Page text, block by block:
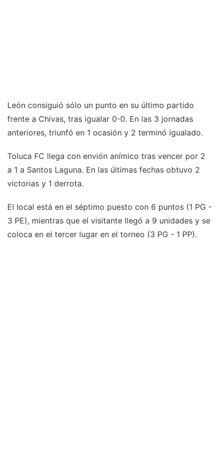
León consiguió sólo un punto en su último partido
frente a Chivas, tras igualar 0-0. En las 3 jornadas
anteriores, triunfó en 1 ocasión y 2 terminó igualado.
Toluca FC llega con envión anímico tras vencer por 2
a 1 a Santos Laguna. En las últimas fechas obtuvo 2
victorias y 1 derrota.
El local está en el séptimo puesto con 6 puntos (1 PG -
3 PE), mientras que el visitante llegó a 9 unidades y se
coloca en el tercer lugar en el torneo (3 PG - 1 PP).